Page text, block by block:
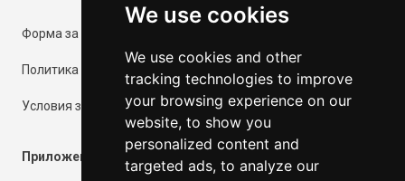
We use cookies
We use cookies and other
tracking technologies to improve
your browsing experience on our
website, to show you
personalized content and
targeted ads, to analyze our
Форма за контакт
Политика за поверителност
Условия за ползване
Приложения